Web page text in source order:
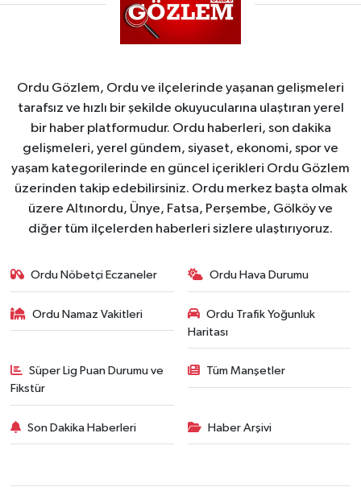
Ordu Gözlem, Ordu ve ilçelerinde yaşanan gelişmeleri
tarafsız ve hızlı bir şekilde okuyucularına ulaştıran yerel
bir haber platformudur. Ordu haberleri, son dakika
gelişmeleri, yerel gündem, siyaset, ekonomi, spor ve
yaşam kategorilerinde en güncel içerikleri Ordu Gözlem
üzerinden takip edebilirsiniz. Ordu merkez başta olmak
üzere Altınordu, Ünye, Fatsa, Perşembe, Gölköy ve
diğer tüm ilçelerden haberleri sizlere ulaştırıyoruz.
Ordu Nöbetçi Eczaneler Ordu Hava Durumu
Ordu Namaz Vakitleri
Ordu Trafik Yoğunluk
Haritası
Süper Lig Puan Durumu ve
Fikstür
Tüm Manşetler
Son Dakika Haberleri Haber Arşivi